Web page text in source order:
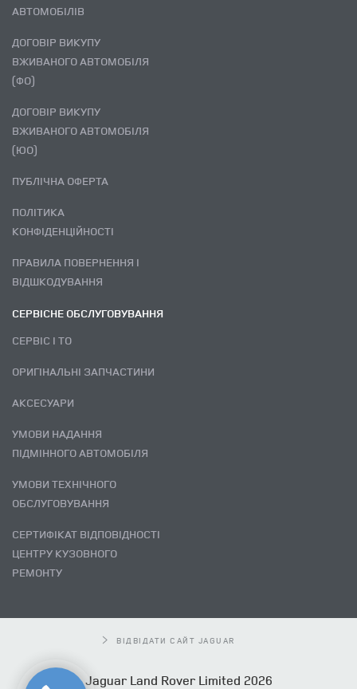
АВТОМОБІЛІВ
ДОГОВІР ВИКУПУ
ВЖИВАНОГО АВТОМОБІЛЯ
(ФО)
ДОГОВІР ВИКУПУ
ВЖИВАНОГО АВТОМОБІЛЯ
(ЮО)
ПУБЛІЧНА ОФЕРТА
ПОЛІТИКА
КОНФІДЕНЦІЙНОСТІ
ПРАВИЛА ПОВЕРНЕННЯ І
ВІДШКОДУВАННЯ
СЕРВІСНЕ ОБСЛУГОВУВАННЯ
СЕРВІС І ТО
ОРИГІНАЛЬНІ ЗАПЧАСТИНИ
АКСЕСУАРИ
УМОВИ НАДАННЯ
ПІДМІННОГО АВТОМОБІЛЯ
УМОВИ ТЕХНІЧНОГО
ОБСЛУГОВУВАННЯ
СЕРТИФІКАТ ВІДПОВІДНОСТІ
ЦЕНТРУ КУЗОВНОГО
РЕМОНТУ
ВІДВІДАТИ САЙТ JAGUAR
Jaguar Land Rover Limited 2026